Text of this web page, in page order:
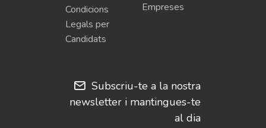
Condicions
Legals per
Candidats
Empreses
Subscriu-te a la nostra
newsletter i mantingues-te
al dia